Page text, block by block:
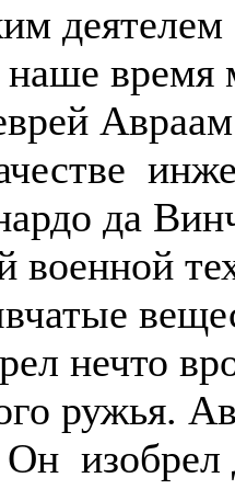
время
да
военной
нечто
ружья.
изобрел